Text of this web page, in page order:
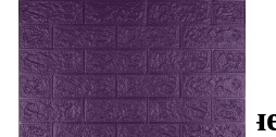
Головна
Самоклеючі панелі 3D
Для спальні
Самоклеючі